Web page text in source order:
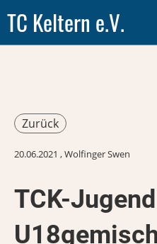
TC Keltern e.V.
Zurück
20.06.2021 , Wolfinger Swen
TCK-